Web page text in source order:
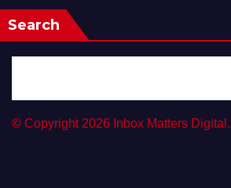
Search
© Copyright 2026 Inbox Matters Digital.